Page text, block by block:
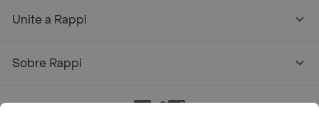
Unite a Rappi
Sobre Rappi
Facebook
Twitter
Instagram